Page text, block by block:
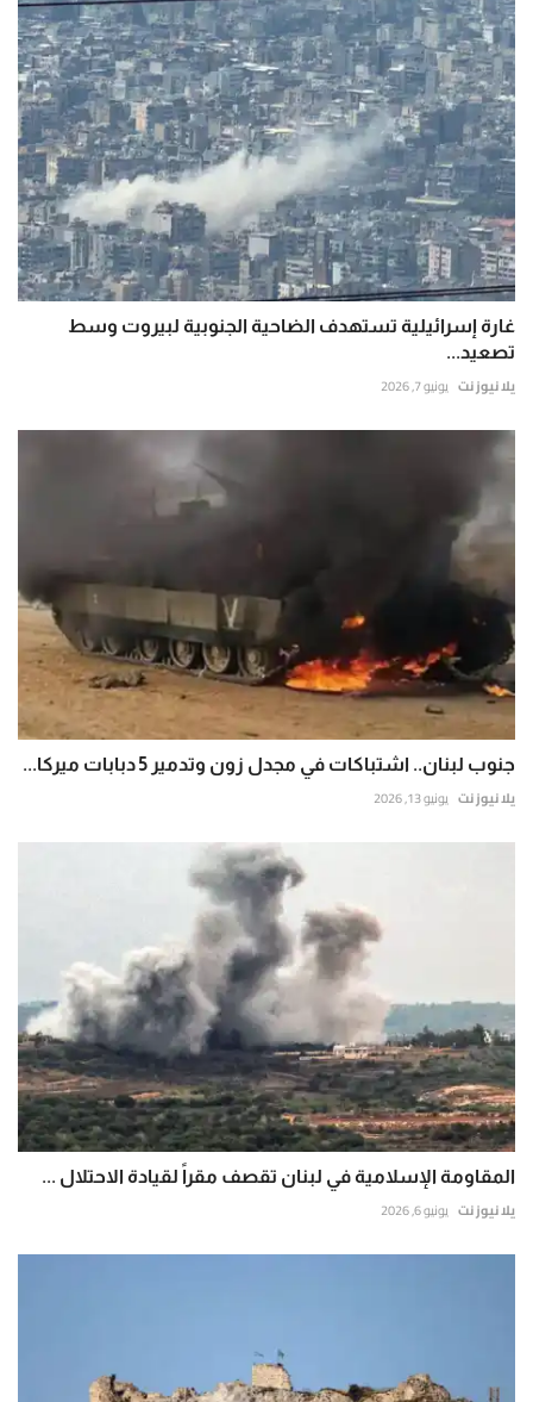
غارة إسرائيلية تستهدف الضاحية الجنوبية لبيروت وسط
تصعيد...
يلا نيوز نت يونيو 7, 2026
جنوب لبنان.. اشتباكات في مجدل زون وتدمير 5 دبابات ميركا...
يلا نيوز نت يونيو 13, 2026
المقاومة الإسلامية في لبنان تقصف مقراً لقيادة الاحتلال ...
يلا نيوز نت يونيو 6, 2026